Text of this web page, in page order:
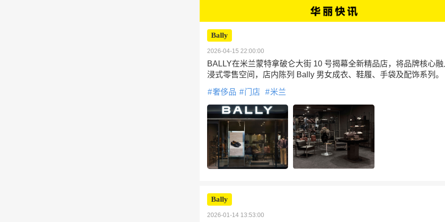
Bally
2026-04-15 22:00:00
BALLY在米兰蒙特拿破仑大街 10 号揭幕全新精品店，将品牌核心
浸式零售空间，店内陈列 Bally 男女成衣、鞋履、手袋及配饰系列。
奢侈品 门店 米兰
Bally
2026-01-14 13:53:00